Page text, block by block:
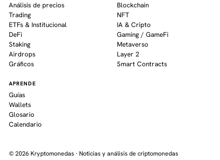
Análisis de precios
Trading
ETFs & Institucional
DeFi
Staking
Airdrops
Gráficos
Blockchain
NFT
IA & Cripto
Gaming / GameFi
Metaverso
Layer 2
Smart Contracts
APRENDE
Guías
Wallets
Glosario
Calendario
© 2026 Kryptomonedas · Noticias y análisis de criptomonedas